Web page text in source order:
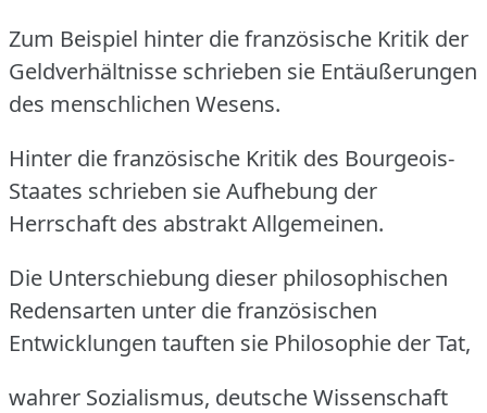
Zum Beispiel hinter die französische Kritik der
Geldverhältnisse schrieben sie Entäußerungen
des menschlichen Wesens.
Hinter die französische Kritik des Bourgeois-
Staates schrieben sie Aufhebung der
Herrschaft des abstrakt Allgemeinen.
Die Unterschiebung dieser philosophischen
Redensarten unter die französischen
Entwicklungen tauften sie Philosophie der Tat,
wahrer Sozialismus, deutsche Wissenschaft